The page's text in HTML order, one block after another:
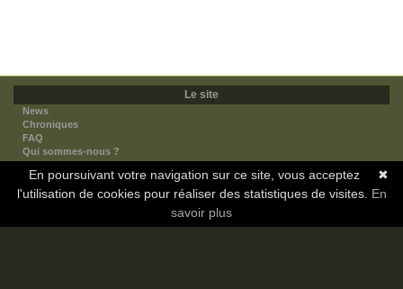
Le site
News
Chroniques
FAQ
Qui sommes-nous ?
Nos partenaires
Faites-nous connaitre
Nous contacter
✖
En poursuivant votre navigation sur ce site, vous acceptez
l'utilisation de cookies pour réaliser des statistiques de visites. En
savoir plus